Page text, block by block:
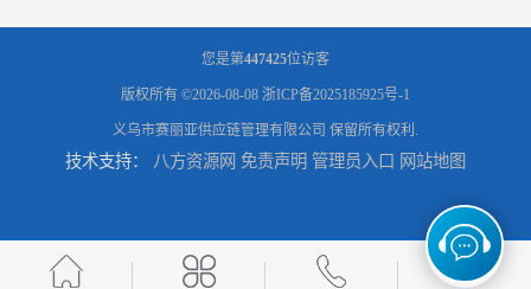
您是第447425位访客
版权所有 ©2026-08-08 浙ICP备2025185925号-1
义乌市赛丽亚供应链管理有限公司 保留所有权利.
技术支持： 八方资源网 免责声明 管理员入口 网站地图